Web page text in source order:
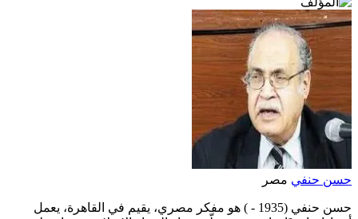
حسن حنفي مصر
حسن حنفي (1935 - ) هو مفكر مصري، يقيم في القاهرة، يعمل